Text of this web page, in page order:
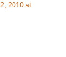
2010 at